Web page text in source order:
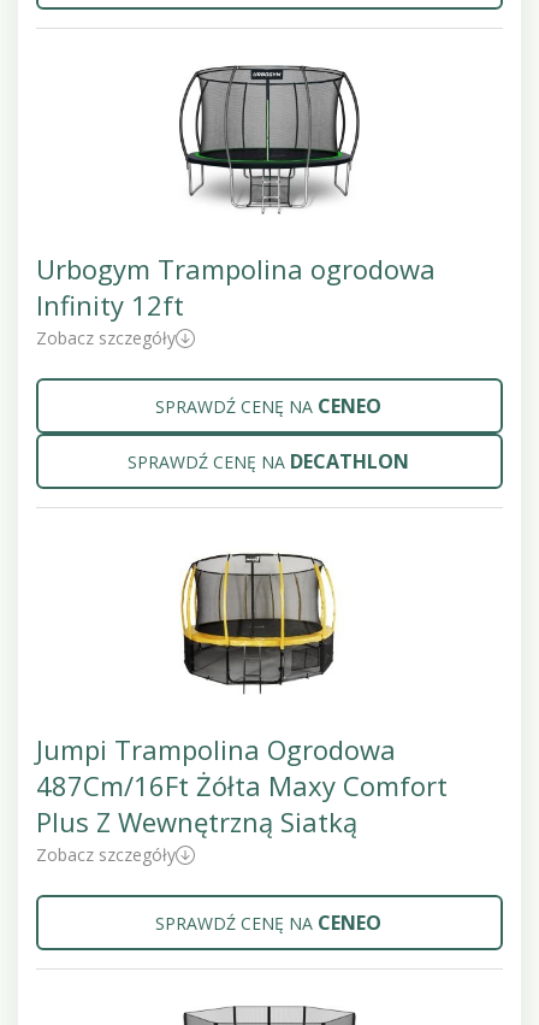
Urbogym Trampolina ogrodowa
Infinity 12ft
Zobacz szczegóły
SPRAWDŹ CENĘ NA CENEO
SPRAWDŹ CENĘ NA DECATHLON
Jumpi Trampolina Ogrodowa
487Cm/16Ft Żółta Maxy Comfort
Plus Z Wewnętrzną Siatką
Zobacz szczegóły
SPRAWDŹ CENĘ NA CENEO